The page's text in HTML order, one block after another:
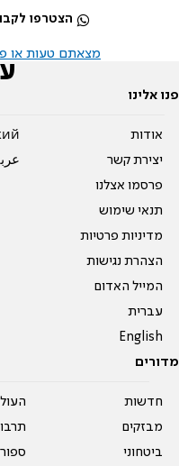
הצטרפו
מצאתם טעות או
פנו אלינו
אודות
יצירת קשר
פרסמו אצלנו
תנאי שימוש
מדיניות פרטיות
הצהרת נגישות
המייל האדום
עברית
English
מדורים
חדשות
מבזקים
ביטחוני